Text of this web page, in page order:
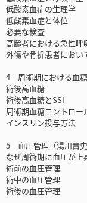
低酸素血症の生理学
低酸素血症と体位
必要な検査
高齢者における急性呼
外傷や骨折患者におい
4 周術期における血糖
術後高血糖
術後高血糖とSSI
周術期血糖コントロ
インスリン投与方法
5 血圧管理（湯川貴史
なぜ周術期に血圧が上
術前の血圧管理
術中の血圧管理
術後の血圧管理